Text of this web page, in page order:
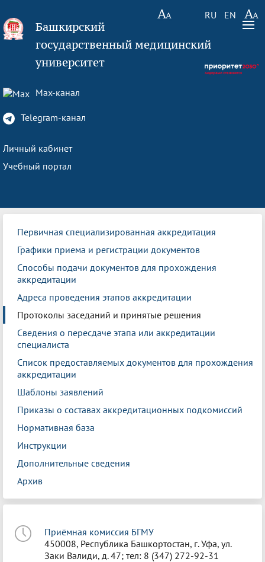
RU EN
Башкирский
государственный медицинский
университет
Max-канал
Telegram-канал
Личный кабинет
Учебный портал
Первичная специализированная аккредитация
Графики приема и регистрации документов
Способы подачи документов для прохождения
аккредитации
Адреса проведения этапов аккредитации
Протоколы заседаний и принятые решения
Сведения о пересдаче этапа или аккредитации
специалиста
Список предоставляемых документов для прохождения
аккредитации
Шаблоны заявлений
Приказы о составах аккредитационных подкомиссий
Нормативная база
Инструкции
Дополнительные сведения
Архив
Приёмная комиссия БГМУ
450008, Республика Башкортостан, г. Уфа, ул.
Заки Валиди, д. 47; тел: 8 (347) 272-92-31